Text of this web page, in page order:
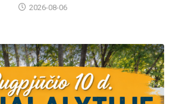
2026-08-06